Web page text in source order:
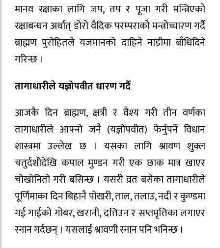
मानव रक्षाका लागि जप, तप र पूजा गरी मन्त्रिएको
रक्षाबन्धन अर्थात् डोरो वैदिक परम्पराको मन्त्रोच्चारण गर्दै
ब्राह्मण पुरोहितले यजमानको दाहिने नाडीमा बाँधिदिने
गरिन्छ ।
तागाधारीले यज्ञोपवीत धारण गर्दै
आजकै दिन ब्राह्मण, क्षत्री र वैश्य गरी तीन वर्णका
तागाधारीले आफ्नो जनै (यज्ञोपवीत) फेर्नुपर्ने विधान
शास्त्रमा उल्लेख छ । यसका लागि श्रावण शुक्ल
चतुर्दशीदेखि कपाल मुण्डन गरी एक छाक मात्र खाएर
चोखोनितो गरी बसिन्छ । यसरी व्रत बसेका तागाधारीले
पूर्णिमाका दिन बिहानै पोखरी, ताल, तलाउ, नदी र कुण्डमा
गई गाईको गोबर, खरानी, दत्तिउन र सप्तमृत्तिका लगाएर
स्नान गर्दछन् । यसलाई श्रावणी स्नान पनि भनिन्छ ।